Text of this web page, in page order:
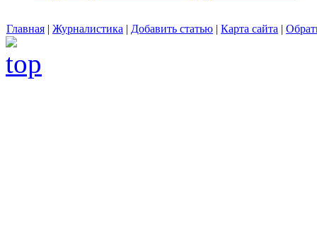
Главная | Журналистика | Добавить статью | Карта сайта |